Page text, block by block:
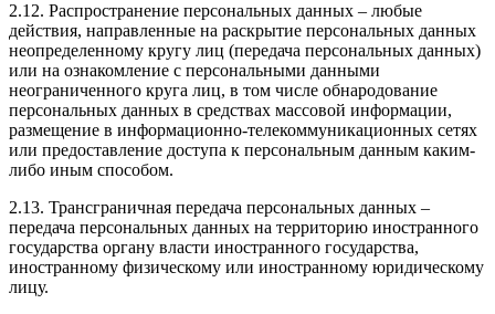
2.12. Распространение персональных данных – любые
действия, направленные на раскрытие персональных данных
неопределенному кругу лиц (передача персональных данных)
или на ознакомление с персональными данными
неограниченного круга лиц, в том числе обнародование
персональных данных в средствах массовой информации,
размещение в информационно-телекоммуникационных сетях
или предоставление доступа к персональным данным каким-
либо иным способом.
2.13. Трансграничная передача персональных данных –
передача персональных данных на территорию иностранного
государства органу власти иностранного государства,
иностранному физическому или иностранному юридическому
лицу.